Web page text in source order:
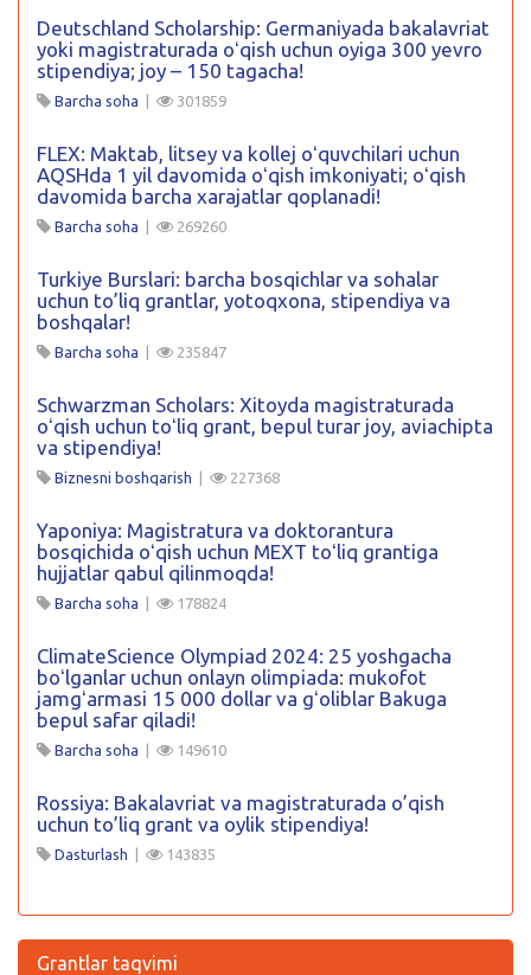
Deutschland Scholarship: Germaniyada bakalavriat
yoki magistraturada oʻqish uchun oyiga 300 yevro
stipendiya; joy – 150 tagacha!
Barcha soha | 301859
FLEX: Maktab, litsey va kollej oʻquvchilari uchun
AQSHda 1 yil davomida oʻqish imkoniyati; oʻqish
davomida barcha xarajatlar qoplanadi!
Barcha soha | 269260
Turkiye Burslari: barcha bosqichlar va sohalar
uchun to’liq grantlar, yotoqxona, stipendiya va
boshqalar!
Barcha soha | 235847
Schwarzman Scholars: Xitoyda magistraturada
oʻqish uchun toʻliq grant, bepul turar joy, aviachipta
va stipendiya!
Biznesni boshqarish | 227368
Yaponiya: Magistratura va doktorantura
bosqichida oʻqish uchun MEXT toʻliq grantiga
hujjatlar qabul qilinmoqda!
Barcha soha | 178824
ClimateScience Olympiad 2024: 25 yoshgacha
boʻlganlar uchun onlayn olimpiada: mukofot
jamgʻarmasi 15 000 dollar va gʻoliblar Bakuga
bepul safar qiladi!
Barcha soha | 149610
Rossiya: Bakalavriat va magistraturada o’qish
uchun to’liq grant va oylik stipendiya!
Dasturlash | 143835
Grantlar taqvimi